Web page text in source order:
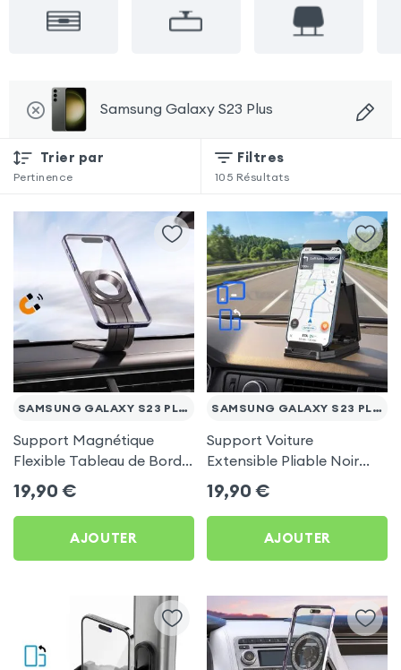
Samsung Galaxy S23 Plus
Trier par
Pertinence
Filtres
105 Résultats
SAMSUNG GALAXY S23 PLUS
Support Magnétique
Flexible Tableau de Bord
et Écran central pour
Samsung Galaxy S23 Plus
19,90 €
AJOUTER
SAMSUNG GALAXY S23 PLUS
Support Voiture
Extensible Pliable Noir
Carbone pour Samsung
Galaxy S23 Plus
19,90 €
AJOUTER